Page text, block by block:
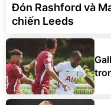
Đón Rashford và
chiến Leeds